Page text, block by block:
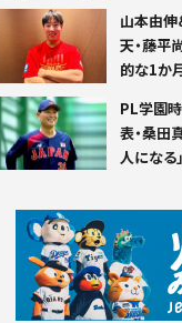
山本由
天・藤平
的な1か
PL学園
表・桑田
人になる」